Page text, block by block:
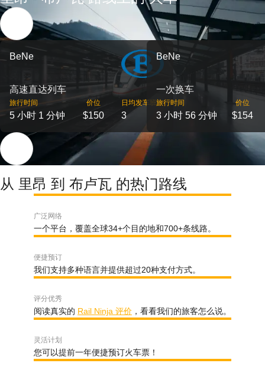
BeNe
高速直达列车
旅行时间
5 小时 1 分钟
价位
$150
日均发车班次
3
BeNe
一次换车
旅行时间
3 小时 56 分钟
价位
$154
从 里昂 到 布卢瓦 的热门路线
广泛网络
一个平台，覆盖全球34+个目的地和700+条线路。
便捷预订
我们支持多种语言并提供超过20种支付方式。
评分优秀
阅读真实的 Rail Ninja 评价 ，看看我们的旅客怎么说。
灵活计划
您可以提前一年便捷预订火车票！